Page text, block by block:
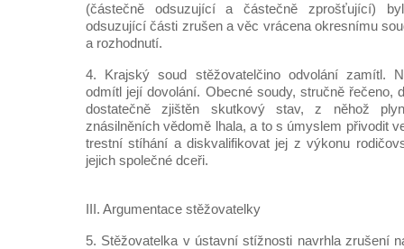
(částečně odsuzující a částečně zprošťující)
odsuzující části zrušen a věc vrácena okresnímu
a rozhodnutí.
4. Krajský soud stěžovatelčino odvolání zamítl.
odmítl její dovolání. Obecné soudy, stručně řečeno,
dostatečně zjištěn skutkový stav, z něhož
znásilněních vědomě lhala, a to s úmyslem přivodit
trestní stíhání a diskvalifikovat jej z výkonu
jejich společné dceři.
III. Argumentace stěžovatelky
5. Stěžovatelka v ústavní stížnosti navrhla zrušení